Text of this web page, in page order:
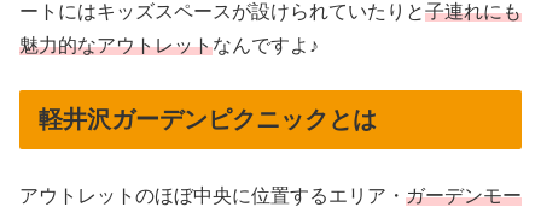
ートにはキッズスペースが設けられていたりと子連れにも
魅力的なアウトレットなんですよ♪
軽井沢ガーデンピクニックとは
アウトレットのほぼ中央に位置するエリア・ ガーデンモー